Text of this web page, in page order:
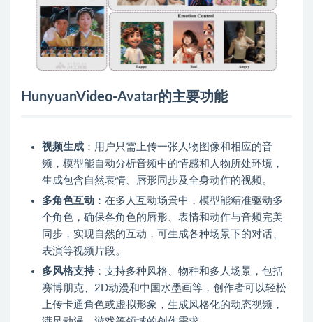
HunyuanVideo-Avatar的主要功能
视频生成 ：用户只需上传一张人物图像和相应的音
频，模型能自动分析音频中的情感和人物所处环境，
生成包含自然表情、唇形同步及全身动作的视频。
多角色互动 ：在多人互动场景中，模型能精准驱动多
个角色，确保各角色的唇形、表情和动作与音频完美
同步，实现自然的互动，可生成各种场景下的对话、
表演等视频片段。
多风格支持：支持多种风格、物种和多人场景，包括
赛博朋克、2D动漫和中国水墨画等，创作者可以轻松
上传卡通角色或虚拟形象，生成风格化的动态视频，